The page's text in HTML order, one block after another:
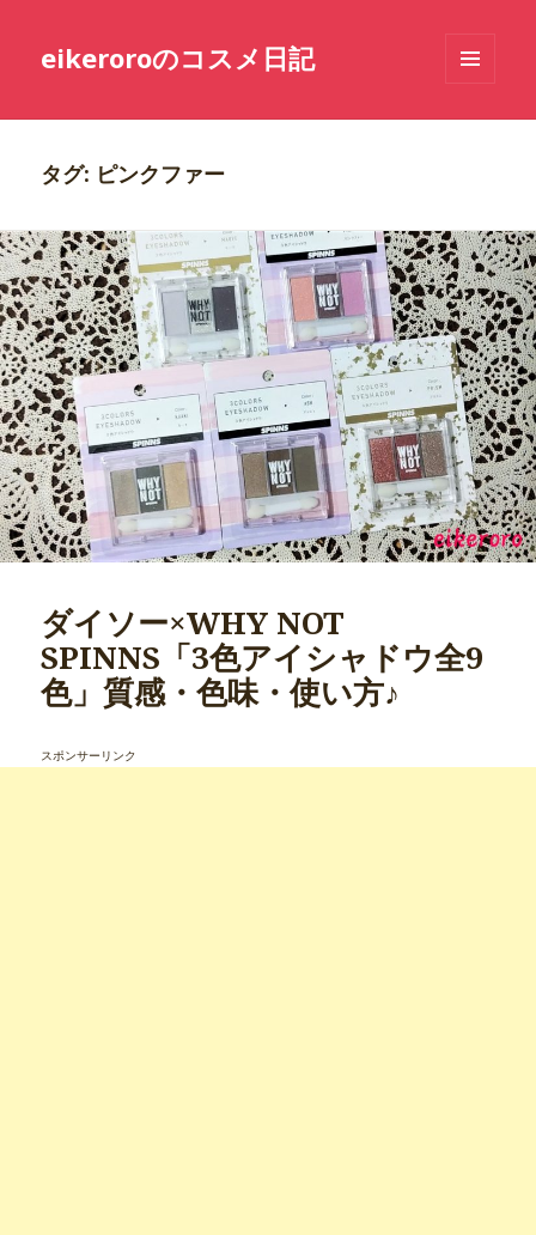
eikeroroのコスメ日記
ーとウ
タグ: ピンクファー
ダイソー×WHY NOT
SPINNS「3色アイシャドウ全9
色」質感・色味・使い方♪
スポンサーリンク